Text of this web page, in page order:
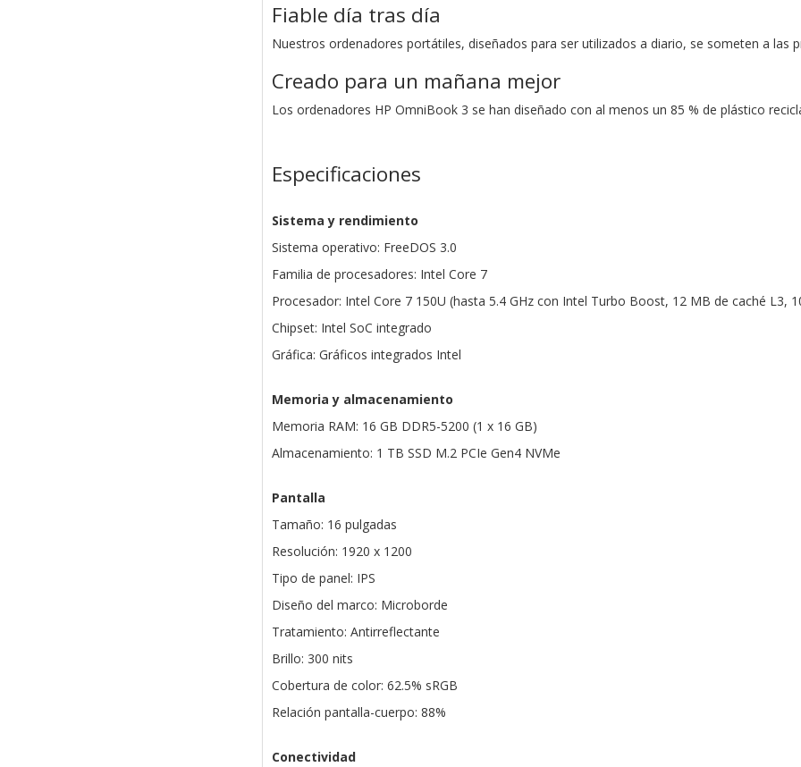
Fiable día tras día
Nuestros ordenadores portátiles, diseñados para ser utilizados a diario, se someten a las
Creado para un mañana mejor
Los ordenadores HP OmniBook 3 se han diseñado con al menos un 85 % de plástico
Especificaciones
Sistema y rendimiento
Sistema operativo: FreeDOS 3.0
Familia de procesadores: Intel Core 7
Procesador: Intel Core 7 150U (hasta 5.4 GHz con Intel Turbo Boost, 12 MB de caché L3,
Chipset: Intel SoC integrado
Gráfica: Gráficos integrados Intel
Memoria y almacenamiento
Memoria RAM: 16 GB DDR5-5200 (1 x 16 GB)
Almacenamiento: 1 TB SSD M.2 PCIe Gen4 NVMe
Pantalla
Tamaño: 16 pulgadas
Resolución: 1920 x 1200
Tipo de panel: IPS
Diseño del marco: Microborde
Tratamiento: Antirreflectante
Brillo: 300 nits
Cobertura de color: 62.5% sRGB
Relación pantalla-cuerpo: 88%
Conectividad